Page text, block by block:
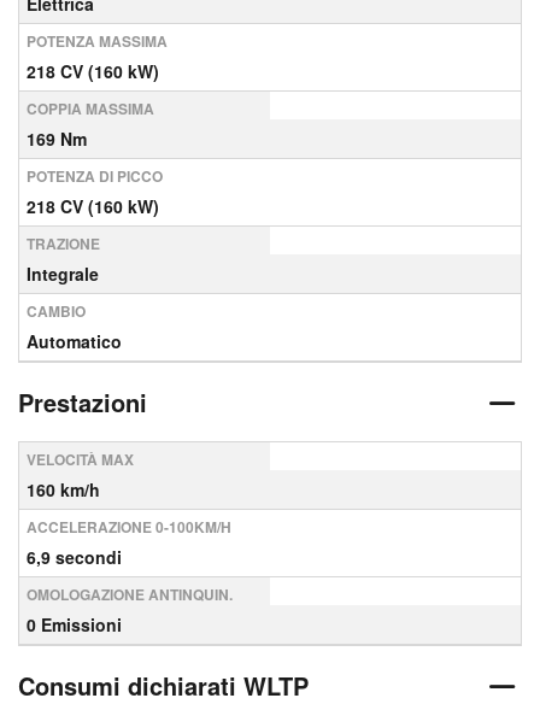
POTENZA MASSIMA
218 CV (160 kW)
COPPIA MASSIMA
169 Nm
POTENZA DI PICCO
218 CV (160 kW)
TRAZIONE
Integrale
CAMBIO
Automatico
Prestazioni
VELOCITÀ MAX
160 km/h
ACCELERAZIONE 0-100KM/H
6,9 secondi
OMOLOGAZIONE ANTINQUIN.
0 Emissioni
Consumi dichiarati WLTP